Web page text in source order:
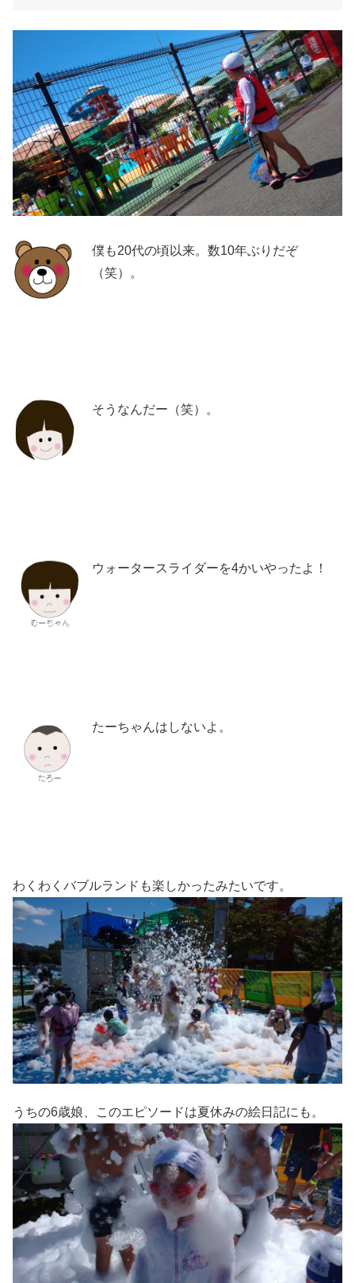
僕も20代の頃以来。数10年ぶりだぞ
（笑）。
そうなんだー（笑）。
ウォータースライダーを4かいやったよ！
たーちゃんはしないよ。
わくわくバブルランドも楽しかったみたいです。
うちの6歳娘、このエピソードは夏休みの絵日記にも。